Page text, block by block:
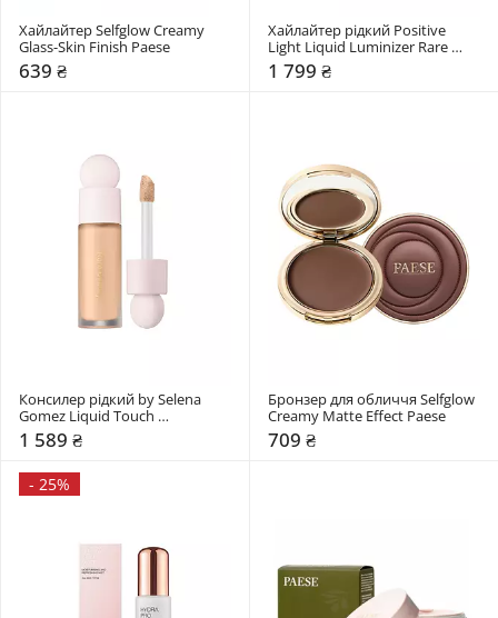
Хайлайтер Selfglow Creamy
Glass-Skin Finish Paese
639 ₴
Хайлайтер рідкий Positive
Light Liquid Luminizer Rare
Beauty
1 799 ₴
Консилер рідкий by Selena
Gomez Liquid Touch
Brightening Concealer Rare
Beauty
1 589 ₴
Бронзер для обличчя Selfglow
Creamy Matte Effect Paese
709 ₴
- 25%